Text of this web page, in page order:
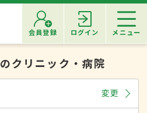
会員登録 ログイン メニュー
のクリニック・病院
変更